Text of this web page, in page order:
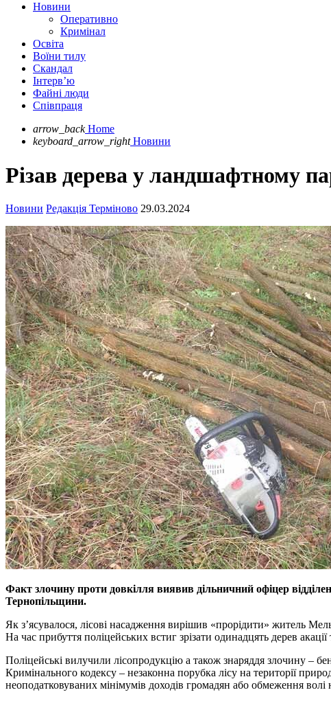
Новини
Оперативно
Кримінал
Освіта
Воїни тилу
Скандал
Інтерв’ю
Файні люди
Співпраця
arrow_back Home
keyboard_arrow_right Новини
Різав дерева у ландшафтному
Новини Редакція Терміново 29.03.2024
Факт злочину проти довкілля виявив дільничний офіцер
Тернопільщини.
Як з’ясувалося, лісові насадження вирішив «прорідити» житель
На час прибуття поліцейських встиг зрізати одинадцять дерев акації
Поліцейські вилучили лісопродукцію а також знаряддя злочину –
Кримінального кодексу – незаконна порубка лісу на території
неоподатковуваних мінімумів доходів громадян або обмеження